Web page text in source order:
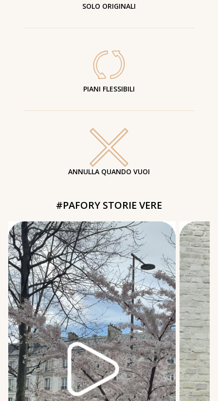
SOLO ORIGINALI
PIANI FLESSIBILI
ANNULLA QUANDO VUOI
#PAFORY STORIE VERE